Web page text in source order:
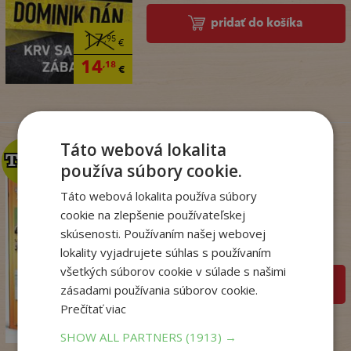
17,95€
14,18€
pridať do košíka
14 ,50
TOP
TOP
Zo sveta zvierat
Na sklade
pridať do košíka
Táto webová lokalita
používa súbory cookie.
Táto webová lokalita používa súbory
cookie na zlepšenie používateľskej
skúsenosti. Používaním našej webovej
lokality vyjadrujete súhlas s používaním
všetkých súborov cookie v súlade s našimi
zásadami používania súborov cookie.
Prečítať viac
SHOW ALL PARTNERS(1913) →